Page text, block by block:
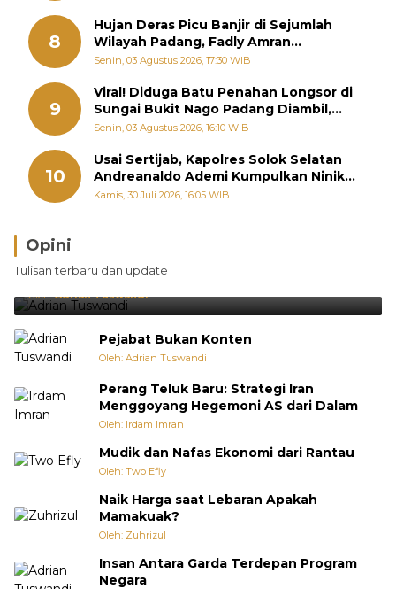
8
Hujan Deras Picu Banjir di Sejumlah
Wilayah Padang, Fadly Amran
Perintahkan OPD Siaga
Senin, 03 Agustus 2026, 17:30 WIB
9
Viral! Diduga Batu Penahan Longsor di
Sungai Bukit Nago Padang Diambil,
Warga Khawatir Bencana Terulang
Senin, 03 Agustus 2026, 16:10 WIB
10
Usai Sertijab, Kapolres Solok Selatan
Andreanaldo Ademi Kumpulkan Ninik
Mamak Bahas Kamtibmas dan Judi
Kamis, 30 Juli 2026, 16:05 WIB
Opini
Tulisan terbaru dan update
Brasil Lebih Diunggulkan, tetapi Jepang Selalu
Punya Cara Membuat Kejutan
Oleh:Adrian Tuswandi
Pejabat Bukan Konten
Oleh: Adrian Tuswandi
Perang Teluk Baru: Strategi Iran
Menggoyang Hegemoni AS dari Dalam
Oleh: Irdam Imran
Mudik dan Nafas Ekonomi dari Rantau
Oleh: Two Efly
Naik Harga saat Lebaran Apakah
Mamakuak?
Oleh: Zuhrizul
Insan Antara Garda Terdepan Program
Negara